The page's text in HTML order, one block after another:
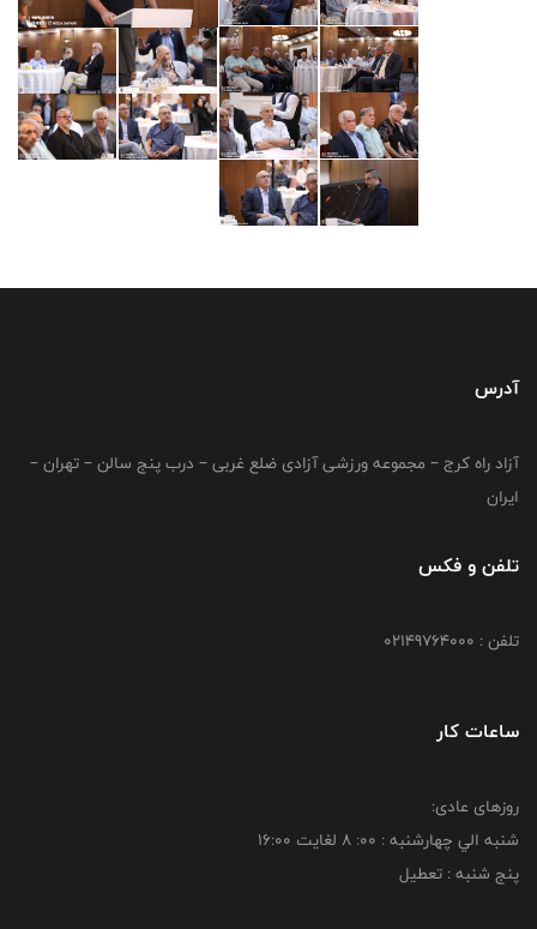
آدرس
آزاد راه کرج – مجموعه ورزشی آزادی ضلع غربی – درب پنج سالن – تهران –
ایران
تلفن و فکس
تلفن : 02149764000
ساعات کار
روزهای عادی:
شنبه الي چهارشنبه : 00: 8 لغايت 16:00
پنج شنبه : تعطیل